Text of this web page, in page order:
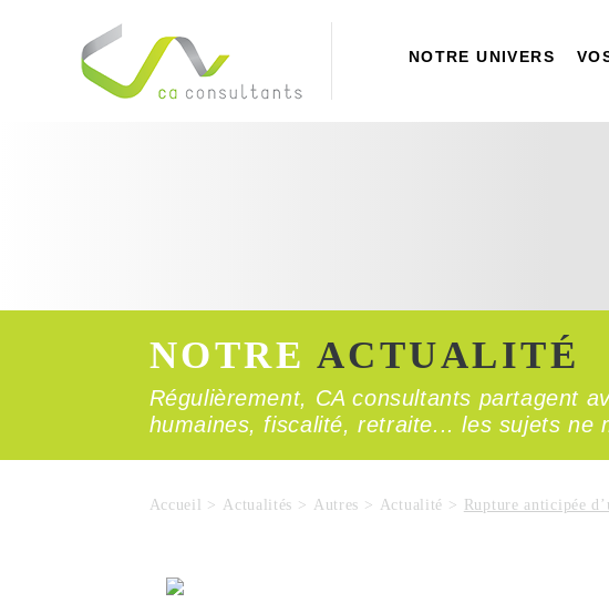
NOTRE UNIVERS
NOTRE ACTUALITÉ
Régulièrement, CA consultants partagent
humaines, fiscalité, retraite... les sujets ne
Accueil Actualités Autres Actualité Rupture anticipée